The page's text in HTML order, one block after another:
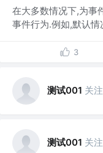
在大多数情况下,为事
事件行为.例如,默认情
3
测试001 关
测试001 关